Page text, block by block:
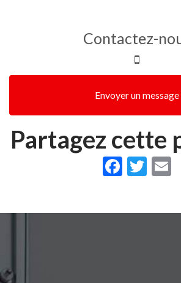
Contactez-
Envoyer un message
Partagez cette